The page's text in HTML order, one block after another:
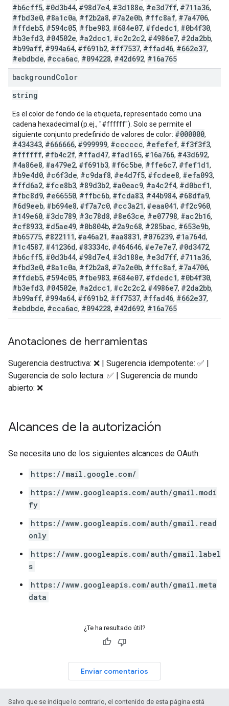
#b6cff5, #0d3b44, #98d7e4, #3d188e, #e3d7ff, #711a36,
#fbd3e0, #8a1c0a, #f2b2a8, #7a2e0b, #ffc8af, #7a4706,
#ffdeb5, #594c05, #fbe983, #684e07, #fdedc1, #0b4f30,
#b3efd3, #04502e, #a2dcc1, #c2c2c2, #4986e7, #2da2bb,
#b99aff, #994a64, #f691b2, #ff7537, #ffad46, #662e37,
#ebdbde, #cca6ac, #094228, #42d692, #16a765
backgroundColor
string
Es el color de fondo de la etiqueta, representado como una
cadena hexadecimal (p.ej., "#ffffff"). Solo se permite el
siguiente conjunto predefinido de valores de color: #000000,
#434343, #666666, #999999, #cccccc, #efefef, #f3f3f3,
#ffffff, #fb4c2f, #ffad47, #fad165, #16a766, #43d692,
#4a86e8, #a479e2, #f691b3, #f6c5be, #ffe6c7, #fef1d1,
#b9e4d0, #c6f3de, #c9daf8, #e4d7f5, #fcdee8, #efa093,
#ffd6a2, #fce8b3, #89d3b2, #a0eac9, #a4c2f4, #d0bcf1,
#fbc8d9, #e66550, #ffbc6b, #fcda83, #44b984, #68dfa9,
#6d9eeb, #b694e8, #f7a7c0, #cc3a21, #eaa041, #f2c960,
#149e60, #3dc789, #3c78d8, #8e63ce, #e07798, #ac2b16,
#cf8933, #d5ae49, #0b804b, #2a9c68, #285bac, #653e9b,
#b65775, #822111, #a46a21, #aa8831, #076239, #1a764d,
#1c4587, #41236d, #83334c, #464646, #e7e7e7, #0d3472,
#b6cff5, #0d3b44, #98d7e4, #3d188e, #e3d7ff, #711a36,
#fbd3e0, #8a1c0a, #f2b2a8, #7a2e0b, #ffc8af, #7a4706,
#ffdeb5, #594c05, #fbe983, #684e07, #fdedc1, #0b4f30,
#b3efd3, #04502e, #a2dcc1, #c2c2c2, #4986e7, #2da2bb,
#b99aff, #994a64, #f691b2, #ff7537, #ffad46, #662e37,
#ebdbde, #cca6ac, #094228, #42d692, #16a765
Anotaciones de herramientas
Sugerencia destructiva: ❌ | Sugerencia idempotente: ✅ |
Sugerencia de solo lectura: ✅ | Sugerencia de mundo
abierto: ❌
Alcances de la autorización
Se necesita uno de los siguientes alcances de OAuth:
https://mail.google.com/
https://www.googleapis.com/auth/gmail.modi
fy
https://www.googleapis.com/auth/gmail.read
only
https://www.googleapis.com/auth/gmail.label
s
https://www.googleapis.com/auth/gmail.meta
data
¿Te ha resultado útil?
Enviar comentarios
Salvo que se indique lo contrario, el contenido de esta página está